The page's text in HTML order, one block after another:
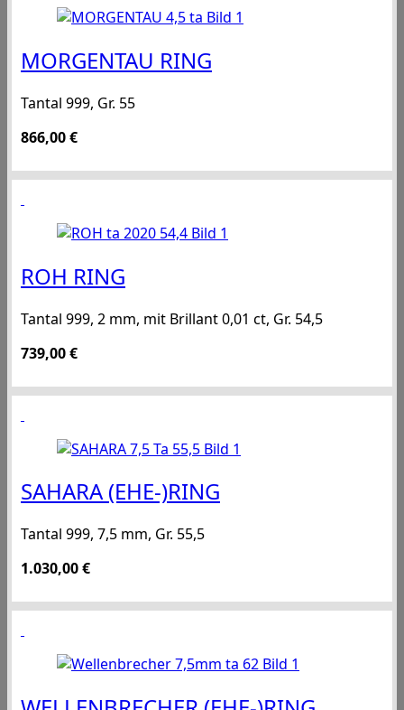
MORGENTAU RING
Tantal 999, Gr. 55
866,00€
ROH RING
Tantal 999, 2 mm, mit Brillant 0,01 ct, Gr. 54,5
739,00€
SAHARA (EHE-)RING
Tantal 999, 7,5 mm, Gr. 55,5
1.030,00€